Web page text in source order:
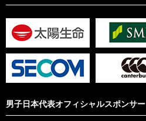
男子日本代表オフィシャルスポンサー